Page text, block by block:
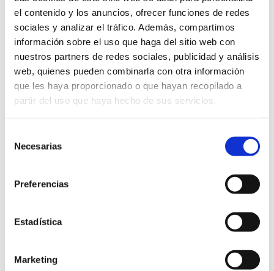
el contenido y los anuncios, ofrecer funciones de redes
sociales y analizar el tráfico. Además, compartimos
información sobre el uso que haga del sitio web con
nuestros partners de redes sociales, publicidad y análisis
web, quienes pueden combinarla con otra información
que les haya proporcionado o que hayan recopilado a
partir del uso que haya hecho de sus servicios.
Necesarias
Preferencias
Estadística
Marketing